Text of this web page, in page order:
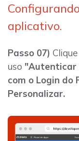
aplicativo.
Passo 07)
uso "Autenticar
com o Login do
Personalizar.